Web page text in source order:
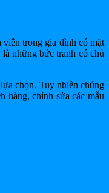
trong gia đình có mặt
những bức tranh có chủ
chọn. Tuy nhiên chúng
hàng, chỉnh sửa các mẫu